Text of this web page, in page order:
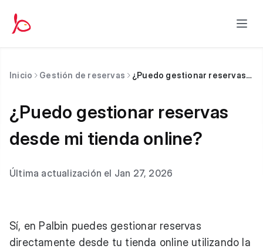
Inicio Gestión de reservas ¿Puedo gestionar reservas desde mi tienda online?
¿Puedo gestionar reservas
desde mi tienda online?
Última actualización el Jan 27, 2026
Sí, en Palbin puedes gestionar reservas
directamente desde tu tienda online utilizando la